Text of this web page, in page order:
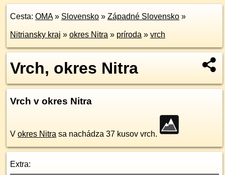
Cesta: OMA» Slovensko » Západné Slovensko »
Nitriansky kraj » okres Nitra » príroda » vrch
Vrch, okres Nitra
Vrch v okres Nitra
V okres Nitra sa nachádza 37 kusov vrch.
Extra: